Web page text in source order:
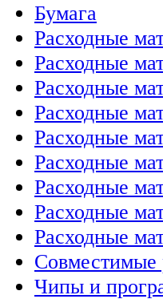
Бумага
Расходные
Расходные
Расходные
Расходные
Расходные
Расходные
Расходные
Расходные
Расходные
Совместимые
Чипы и